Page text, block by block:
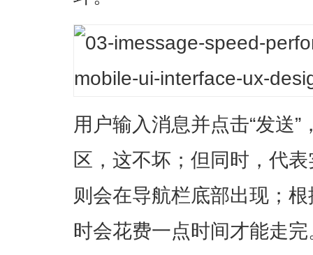
用户输入消息并点击“发送
区，这不坏；但同时，代
则会在导航栏底部出现；
时会花费一点时间才能走